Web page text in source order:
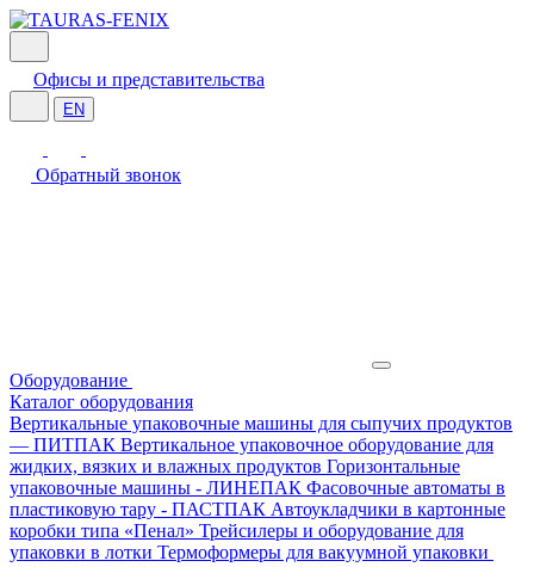
Офисы и представительства
EN
Обратный звонок
Оборудование
Каталог оборудования
Вертикальные упаковочные машины для сыпучих продуктов
— ПИТПАК Вертикальное упаковочное оборудование для
жидких, вязких и влажных продуктов Горизонтальные
упаковочные машины - ЛИНЕПАК Фасовочные автоматы в
пластиковую тару - ПАСТПАК Автоукладчики в картонные
коробки типа «Пенал» Трейсилеры и оборудование для
упаковки в лотки Термоформеры для вакуумной упаковки